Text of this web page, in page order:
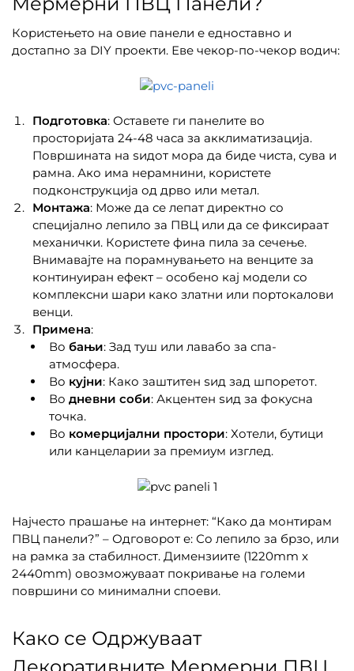
Користењето на овие панели е едноставно и
достапно за DIY проекти. Еве чекор-по-чекор водич:
Подготовка: Оставете ги панелите во
просторијата 24-48 часа за акклиматизација.
Површината на ѕидот мора да биде чиста, сува и
рамна. Ако има нерамнини, користете
подконструкција од дрво или метал.
Монтажа: Може да се лепат директно со
специјално лепило за ПВЦ или да се фиксираат
механички. Користете фина пила за сечење.
Внимавајте на порамнувањето на венците за
континуиран ефект – особено кај модели со
комплексни шари како златни или портокалови
венци.
Примена:
Во бањи: Зад туш или лавабо за спа-
атмосфера.
Во кујни: Како заштитен ѕид зад шпоретот.
Во дневни соби: Акцентен ѕид за фокусна
точка.
Во комерцијални простори: Хотели, бутици
или канцеларии за премиум изглед.
Најчесто прашање на интернет: “Како да монтирам
ПВЦ панели?” – Одговорот е: Со лепило за брзо, или
на рамка за стабилност. Димензиите (1220mm x
2440mm) овозможуваат покривање на големи
површини со минимални споеви.
Како се Одржуваат